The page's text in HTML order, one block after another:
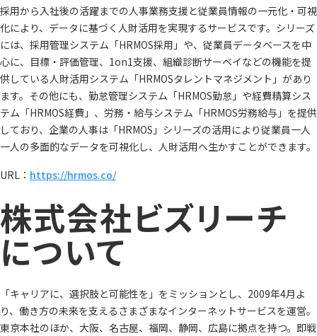
採用から入社後の活躍までの人事業務支援と従業員情報の一元化・可視
化により、データに基づく人財活用を実現するサービスです。シリーズ
には、採用管理システム「HRMOS採用」や、従業員データベースを中
心に、目標・評価管理、1on1支援、組織診断サーベイなどの機能を提
供している人財活用システム「HRMOSタレントマネジメント」があり
ます。その他にも、勤怠管理システム「HRMOS勤怠」や経費精算シス
テム「HRMOS経費」、労務・給与システム「HRMOS労務給与」を提供
しており、企業の人事は「HRMOS」シリーズの活用により従業員一人
一人の多面的なデータを可視化し、人財活用へ生かすことができます。
URL： https://hrmos.co/
株式会社ビズリーチ
について
「キャリアに、選択肢と可能性を」をミッションとし、2009年4月よ
り、働き方の未来を支えるさまざまなインターネットサービスを運営。
東京本社のほか、大阪、名古屋、福岡、静岡、広島に拠点を持つ。即戦